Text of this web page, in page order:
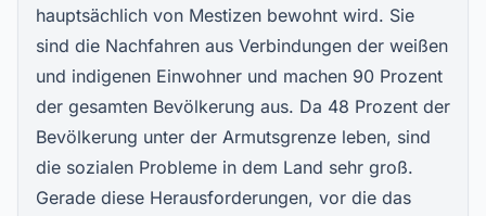
hauptsächlich von Mestizen bewohnt wird. Sie
sind die Nachfahren aus Verbindungen der weißen
und indigenen Einwohner und machen 90 Prozent
der gesamten Bevölkerung aus. Da 48 Prozent der
Bevölkerung unter der Armutsgrenze leben, sind
die sozialen Probleme in dem Land sehr groß.
Gerade diese Herausforderungen, vor die das